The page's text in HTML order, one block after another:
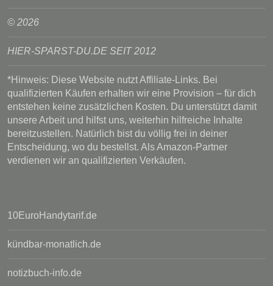
© 2026
HIER-SPARST-DU.DE SEIT 2012
*Hinweis: Diese Website nutzt Affiliate-Links. Bei
qualifizierten Käufen erhalten wir eine Provision – für dich
entstehen keine zusätzlichen Kosten. Du unterstützt damit
unsere Arbeit und hilfst uns, weiterhin hilfreiche Inhalte
bereitzustellen. Natürlich bist du völlig frei in deiner
Entscheidung, wo du bestellst. Als Amazon-Partner
verdienen wir an qualifizierten Verkäufen.
10EuroHandytarif.de
kündbar-monatlich.de
notizbuch-info.de